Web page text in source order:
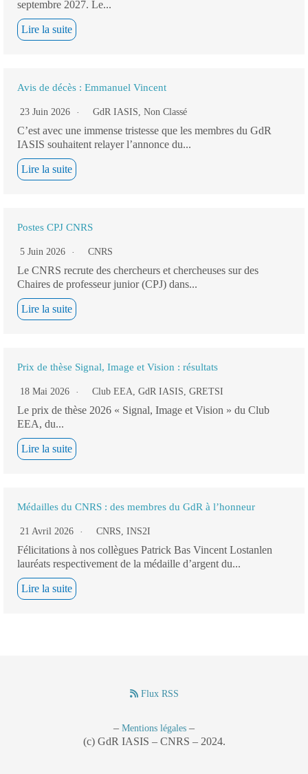
septembre 2027. Le...
Lire la suite
Avis de décès : Emmanuel Vincent
23 Juin 2026 GdR IASIS, Non Classé
C’est avec une immense tristesse que les membres du GdR
IASIS souhaitent relayer l’annonce du...
Lire la suite
Postes CPJ CNRS
5 Juin 2026 CNRS
Le CNRS recrute des chercheurs et chercheuses sur des
Chaires de professeur junior (CPJ) dans...
Lire la suite
Prix de thèse Signal, Image et Vision : résultats
18 Mai 2026 Club EEA, GdR IASIS, GRETSI
Le prix de thèse 2026 « Signal, Image et Vision » du Club
EEA, du...
Lire la suite
Médailles du CNRS : des membres du GdR à l’honneur
21 Avril 2026 CNRS, INS2I
Félicitations à nos collègues Patrick Bas Vincent Lostanlen
lauréats respectivement de la médaille d’argent du...
Lire la suite
Flux RSS
– Mentions légales –
(c) GdR IASIS – CNRS – 2024.